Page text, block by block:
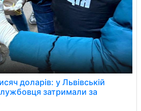
доларів: у Львівській
затримали за